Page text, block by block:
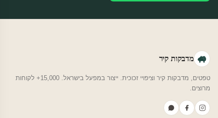
מדבקות קיר
טפטים, מדבקות קיר וציפויי זכוכית. ייצור במפעל בישראל. 15,000+ לקוחות
מרוצים.